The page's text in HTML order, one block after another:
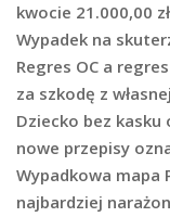
kwocie 21.000,00 zł
Wypadek na
Regres OC a
za szkodę z
Dziecko bez kasku
nowe przepisy
Wypadkowa mapa
najbardziej